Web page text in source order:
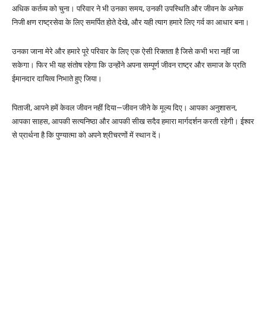
अधिक कर्तव्य को चुना। परिवार ने भी उनका समय, उनकी उपस्थिति और जीवन के अनेक
निजी क्षण राष्ट्रसेवा के लिए समर्पित होते देखे, और यही त्याग हमारे लिए गर्व का आधार बना।
उनका जाना मेरे और हमारे पूरे परिवार के लिए एक ऐसी रिक्तता है जिसे कभी भरा नहीं जा
सकेगा। फिर भी यह संतोष रहेगा कि उन्होंने अपना सम्पूर्ण जीवन राष्ट्र और समाज के प्रति
ईमानदार दायित्व निभाते हुए जिया।
पिताजी, आपने हमें केवल जीवन नहीं दिया—जीवन जीने के मूल्य दिए। आपका अनुशासन,
आपका साहस, आपकी सत्यनिष्ठा और आपकी सीख सदैव हमारा मार्गदर्शन करती रहेगी। ईश्वर
से प्रार्थना है कि पुण्यात्मा को अपने श्रीचरणों में स्थान दें।